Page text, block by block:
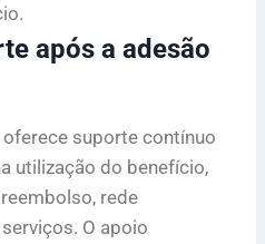
após a adesão
suporte contínuo
utilização do benefício,
rede
O apoio